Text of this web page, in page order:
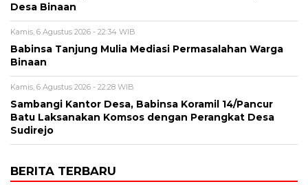
Desa Binaan
Kamis, 6 Agustus 2026 - 22:34 WIB
Babinsa Tanjung Mulia Mediasi Permasalahan Warga
Binaan
Kamis, 6 Agustus 2026 - 22:28 WIB
Sambangi Kantor Desa, Babinsa Koramil 14/Pancur
Batu Laksanakan Komsos dengan Perangkat Desa
Sudirejo
BERITA TERBARU